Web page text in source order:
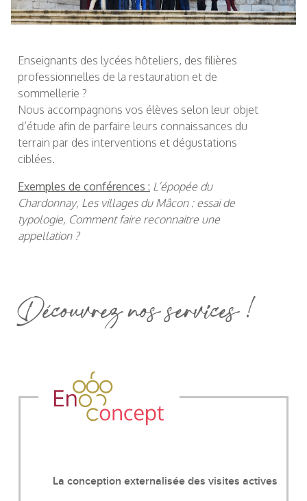
Enseignants des lycées hôteliers, des filières
professionnelles de la restauration et de
sommellerie ?
Nous accompagnons vos élèves selon leur objet
d’étude afin de parfaire leurs connaissances du
terrain par des interventions et dégustations
ciblées.
Exemples de conférences : L’épopée du
Chardonnay, Les villages du Mâcon : essai de
typologie, Comment faire reconnaitre une
appellation ?
Découvrez nos services !
La conception externalisée des visites actives